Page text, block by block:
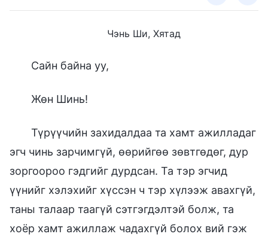
Чэнь Ши, Хятад
Сайн байна уу,
Жөн Шинь!
Түрүүчийн захидалдаа та хамт ажилладаг
эгч чинь зарчимгүй, өөрийгөө зөвтгөдөг, дур
зоргоороо гэдгийг дурдсан. Та тэр эгчид
үүнийг хэлэхийг хүссэн ч тэр хүлээж авахгүй,
таны талаар таагүй сэтгэгдэлтэй болж, та
хоёр хамт ажиллаж чадахгүй болох вий гэж